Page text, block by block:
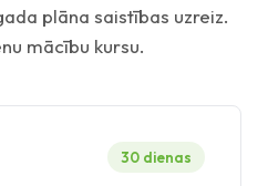
plāna saistības uzreiz.
mācību kursu.
30 dienas